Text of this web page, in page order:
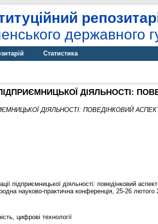
державного
Статистика
ДІЯЛЬНОСТІ:
ДІЯЛЬНОСТІ: ПОВЕДІНКОВИЙ
підприємницької діяльності: поведінковий
науково-практична конференція, 25-26
цифрові технології